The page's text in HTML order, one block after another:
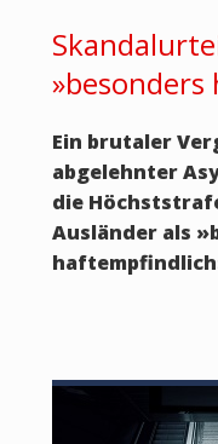
Ein brutaler
abgelehnter
die
Ausländer als »
haftempfindlich